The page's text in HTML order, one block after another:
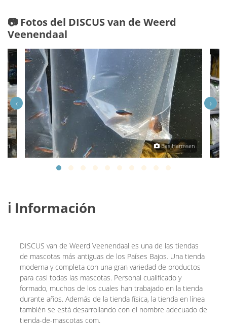
📷 Fotos del DISCUS van de Weerd
Veenendaal
Bas Harmsen
‹ ›
ℹ️ Información
DISCUS van de Weerd Veenendaal es una de las tiendas
de mascotas más antiguas de los Países Bajos. Una tienda
moderna y completa con una gran variedad de productos
para casi todas las mascotas. Personal cualificado y
formado, muchos de los cuales han trabajado en la tienda
durante años. Además de la tienda física, la tienda en línea
también se está desarrollando con el nombre adecuado de
tienda-de-mascotas com.